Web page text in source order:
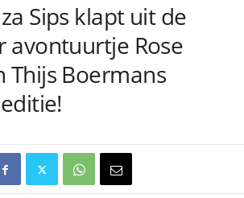
Sips klapt uit de
avontuurtje Rose
Thijs Boermans